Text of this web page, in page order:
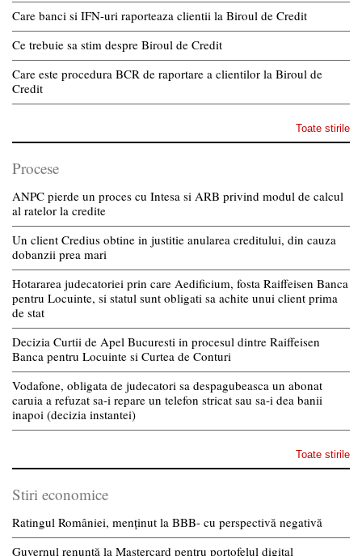
Care banci si IFN-uri raporteaza clientii la Biroul de Credit
Ce trebuie sa stim despre Biroul de Credit
Care este procedura BCR de raportare a clientilor la Biroul de
Credit
Toate stirile
Procese
ANPC pierde un proces cu Intesa si ARB privind modul de calcul
al ratelor la credite
Un client Credius obtine in justitie anularea creditului, din cauza
dobanzii prea mari
Hotararea judecatoriei prin care Aedificium, fosta Raiffeisen Banca
pentru Locuinte, si statul sunt obligati sa achite unui client prima
de stat
Decizia Curtii de Apel Bucuresti in procesul dintre Raiffeisen
Banca pentru Locuinte si Curtea de Conturi
Vodafone, obligata de judecatori sa despagubeasca un abonat
caruia a refuzat sa-i repare un telefon stricat sau sa-i dea banii
inapoi (decizia instantei)
Toate stirile
Stiri economice
Ratingul României, menținut la BBB- cu perspectivă negativă
Guvernul renunță la Mastercard pentru portofelul digital